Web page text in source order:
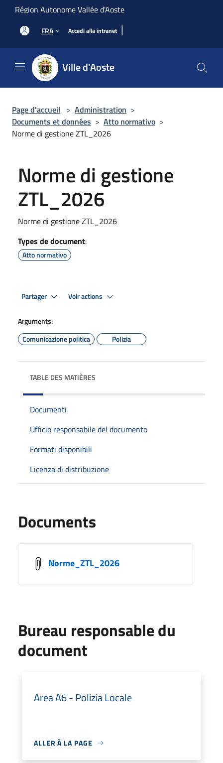
Salta al contenuto principale
Région Autonome Vallée d'Aoste
FRA Accedi alla intranet |
Ville d'Aoste
Page d'accueil > Administration >
Documents et données > Atto normativo >
Norme di gestione ZTL_2026
Norme di gestione
ZTL_2026
Norme di gestione ZTL_2026
Types de document:
Atto normativo
Partager Voir actions
Arguments:
Comunicazione politica
Polizia
TABLE DES MATIÈRES
Documenti
Ufficio responsabile del documento
Formati disponibili
Licenza di distribuzione
Documents
Norme_ZTL_2026
Bureau responsable du
document
Area A6 - Polizia Locale
ALLER À LA PAGE